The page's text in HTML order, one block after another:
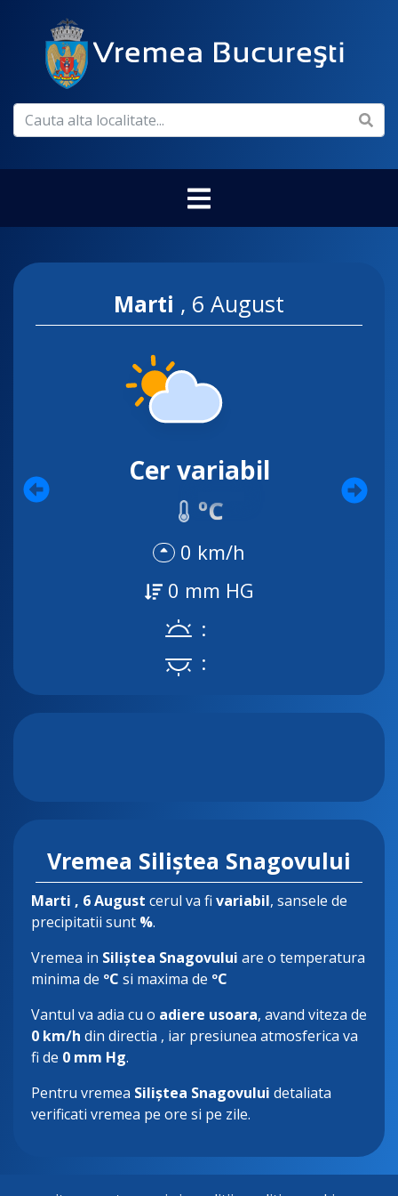
Marti , 6 August
Cer variabil
ºC
0 km/h
0 mm HG
:
:
Vremea Siliștea Snagovului
Marti , 6 August cerul va fi variabil, sansele de
precipitatii sunt %.
Vremea in Siliștea Snagovului are o temperatura
minima de ºC si maxima de ºC
Vantul va adia cu o adiere usoara, avand viteza de
0 km/h din directia , iar presiunea atmosferica va
fi de 0 mm Hg.
Pentru vremea Siliștea Snagovului detaliata
verificati vremea pe ore si pe zile.